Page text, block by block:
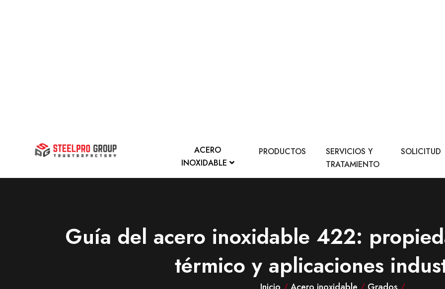
ACERO
INOXIDABLE
PRODUCTOS
SERVICIOS Y
TRATAMIENTO
SOLICITUD
Guía del acero inoxidable 422:
térmico y aplicaciones